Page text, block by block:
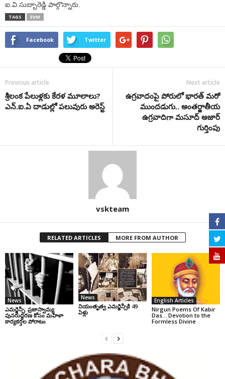
ఐ.వి.సుబ్బారెడ్డి పాల్గొన్నారు.
TAGS EVM
Facebook Twitter
Previous article
శ్రీలంక పేలుళ్లకు కేరళ మూలాలు?
ఎన్.ఐ.ఏ దాడుల్లో పలువురు అరెస్ట్
Next article
ఉగ్రవాదంపై పోరులో భారత్ మరో
ముందడుగు.. అంతర్జాతీయ
ఉగ్రవాదిగా మసూద్ అజార్
గుర్తింపు
vskteam
RELATED ARTICLES MORE FROM AUTHOR
News
ఎమర్జెన్సీ: ప్రజాస్వామ్య
పునరుద్ధరణ కోసం మహిళా
కార్యకర్తల పోరాటం
News
నియంతృత్వ ఎమర్జెన్సీకి 49
ఏళ్లు
English Articles
Nirgun Poems Of Kabir
Das… Devotion to the
Formless Divine